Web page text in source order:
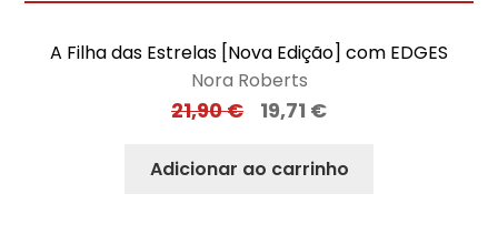
A Filha das Estrelas [Nova Edição] com EDGES
Nora Roberts
21,90€ 19,71 €
Adicionar ao carrinho